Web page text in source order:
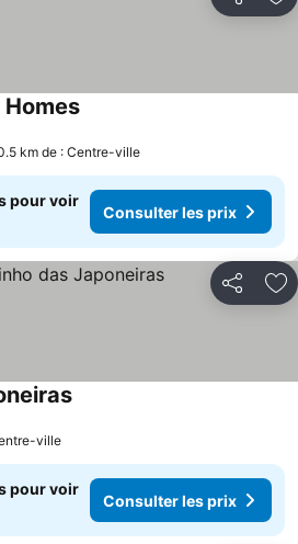
Partager
km de : Centre-ville
pour voir
Consulter les prix
Partager
ville
pour voir
Consulter les prix